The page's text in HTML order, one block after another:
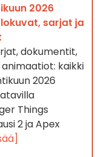
2026
sarjat ja
dokumentit,
kaikki
2026
Things
2 ja Apex